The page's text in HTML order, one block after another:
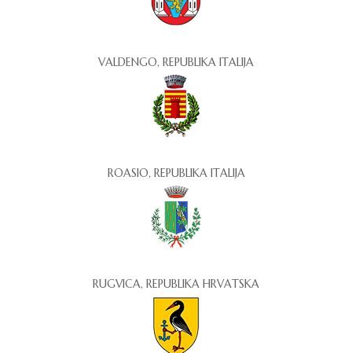
VALDENGO, REPUBLIKA ITALIJA
ROASIO, REPUBLIKA ITALIJA
RUGVICA, REPUBLIKA HRVATSKA